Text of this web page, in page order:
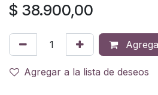
$ 38.900,00
Agregar a la lista de deseos